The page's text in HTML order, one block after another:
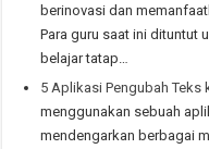
berinovasi dan
Para guru saat ini dituntut
belajar tatap…
5 Aplikasi Pengubah Teks
menggunakan sebuah
mendengarkan berbagai